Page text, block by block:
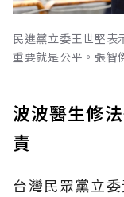
民進黨立委王世堅表
重要就是公平。張智
波波醫生修
責
台灣民眾黨立